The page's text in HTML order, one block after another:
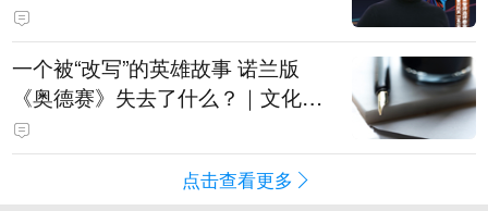
一个被“改写”的英雄故事 诺兰版
《奥德赛》失去了什么？｜文化观
察
点击查看更多